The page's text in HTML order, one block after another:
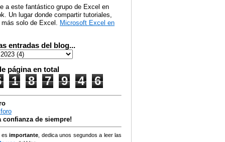
a este fantástico grupo de Excel en
Un lugar donde compartir tutoriales,
solo de Excel. Microsoft Excel en
entradas del blog...
página en total
1 8 7 9 4 6
confianza de siempre!
esimportante , dedica unos segundos a leer las